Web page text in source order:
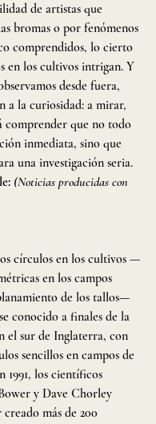
de artistas que
bromas o por fenómenos
comprendidos, lo cierto
en los cultivos intrigan. Y
desde fuera,
a la curiosidad: a mirar,
comprender que no todo
inmediata, sino que
una investigación seria.
(Noticias producidas con
círculos en los cultivos —
en los campos
de los tallos—
conocido a finales de la
el sur de Inglaterra, con
sencillos en campos de
1991, los científicos
y Dave Chorley
más de 200